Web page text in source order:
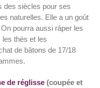
des siècles pour ses
naturelles. Elle a un goût
pourra aussi râper les
thés et les
de bâtons de 17/18
de réglisse (coupée et